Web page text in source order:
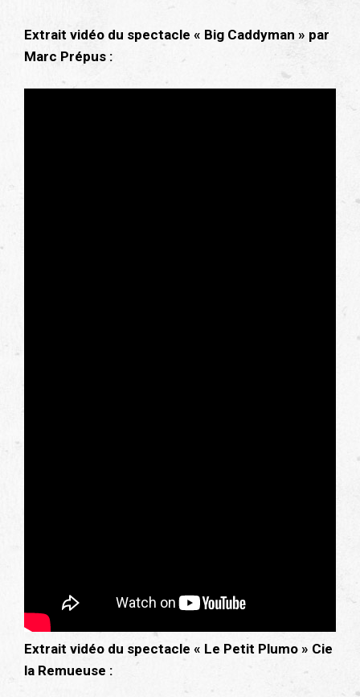
Extrait vidéo du spectacle « Big Caddyman » par
Marc Prépus :
Extrait vidéo du spectacle « Le Petit Plumo » Cie
la Remueuse :